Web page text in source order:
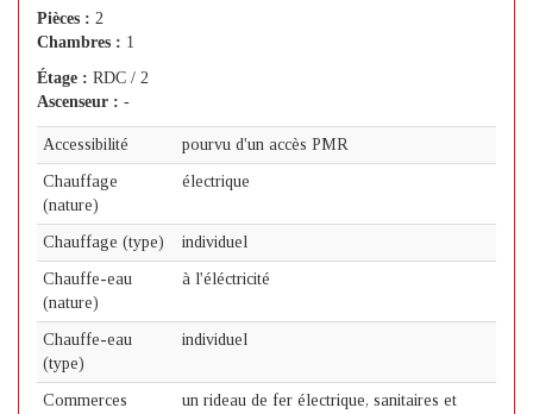
Pièces : 2
Chambres : 1
Étage : RDC / 2
Ascenseur : -
Accessibilité pourvu d'un accès PMR
Chauffage
(nature)
électrique
Chauffage (type) individuel
Chauffe-eau
(nature)
à l'éléctricité
Chauffe-eau
(type)
individuel
Commerces
un rideau de fer électrique, sanitaires et